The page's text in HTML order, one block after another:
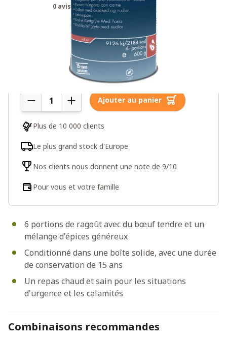
0 avis
6 portions de ragoût avec du bœuf tendre et un
mélange d'épices généreux
Conditionné dans une boîte solide, avec une durée
de conservation de 15 ans
Un repas chaud et sain pour les situations
d'urgence et les calamités
Quantité Ajouter au panier
Plus de 10 000 clients
Le plus grand stock d'Europe
Nos clients nous donnent une note de 9/10
Pour vous et votre famille
Combinaisons recommandes